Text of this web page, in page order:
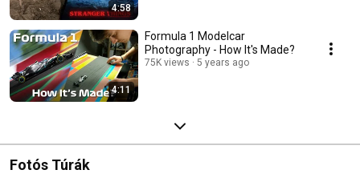
4:58
4:11
Formula 1 Modelcar
Photography - How It's Made?
75K views 5 years ago
Fotós Túrák